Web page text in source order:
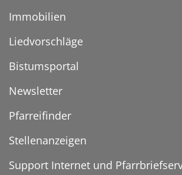
Immobilien
Liedvorschläge
Bistumsportal
Newsletter
Pfarreifinder
Stellenanzeigen
Support Internet und